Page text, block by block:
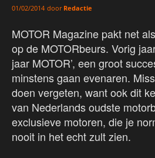
01/02/2014 door Redactie
MOTOR Magazine pakt net
op de MOTORbeurs. Vorig
jaar MOTOR’, een groot
minstens gaan evenaren.
doen vergeten, want ook dit
van Nederlands oudste
exclusieve motoren, die je
nooit in het echt zult zien.